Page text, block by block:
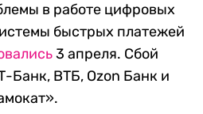
в работе цифровых
быстрых платежей
3 апреля. Сбой
Банк, ВТБ, Ozon Банк и